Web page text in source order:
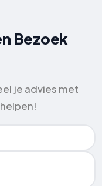
Bezoek
je advies met